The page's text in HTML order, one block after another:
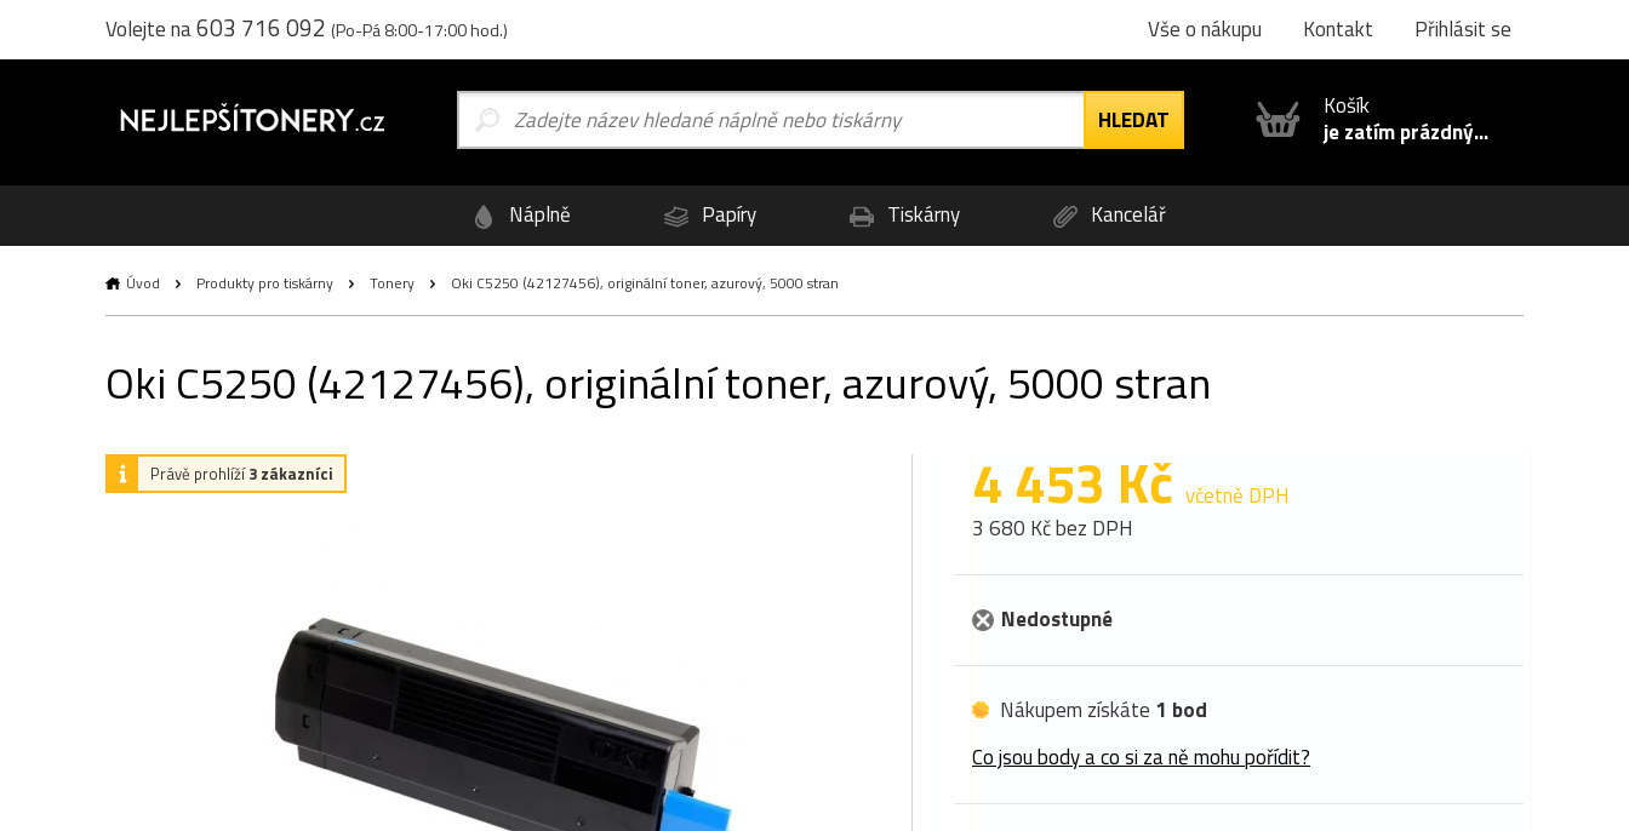
Volejte na603 716 092 (Po-Pá 8:00-17:00 hod.) Vše o nákupu Kontakt Přihlásit se
Košík
je zatím prázdný...
Náplně Papíry Tiskárny Kancelář
Úvod Produkty pro tiskárny Tonery Oki C5250 (42127456), originální toner, azurový, 5000 stran
Oki C5250 (42127456), originální toner, azurový, 5000 stran
Právě prohlíží3 zákazníci 4 453 Kč včetně DPH
3 680 Kč bez DPH
Nedostupné
Nákupem získáte 1 bod
Co jsou body a co si za ně mohu pořídit?